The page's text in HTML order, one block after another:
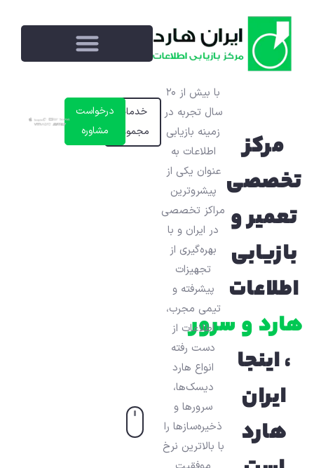
مرکز
تخصصی
تعمیر و
بازیابی
اطلاعات
هارد و سرور
، اینجا
ایران
هارد
با بیش از ۲۰
سال تجربه در
زمینه بازیابی
اطلاعات به‌
عنوان یکی از
پیشروترین
مراکز تخصصی
در ایران و با
بهره‌گیری از
تجهیزات
پیشرفته و
تیمی مجرب،
اطلاعات از
دست رفته
انواع هارد
دیسک‌ها،
سرورها و
ذخیره‌سازها را
با بالاترین نرخ
خدمات
مجموعه
درخواست
مشاوره